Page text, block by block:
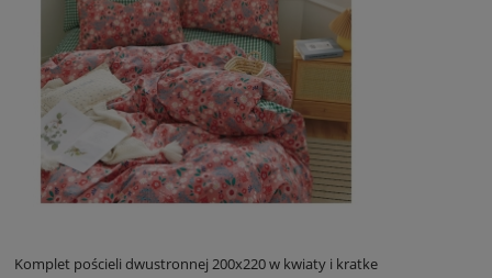
Komplet pościeli dwustronnej 200x220 w kwiaty i kratke